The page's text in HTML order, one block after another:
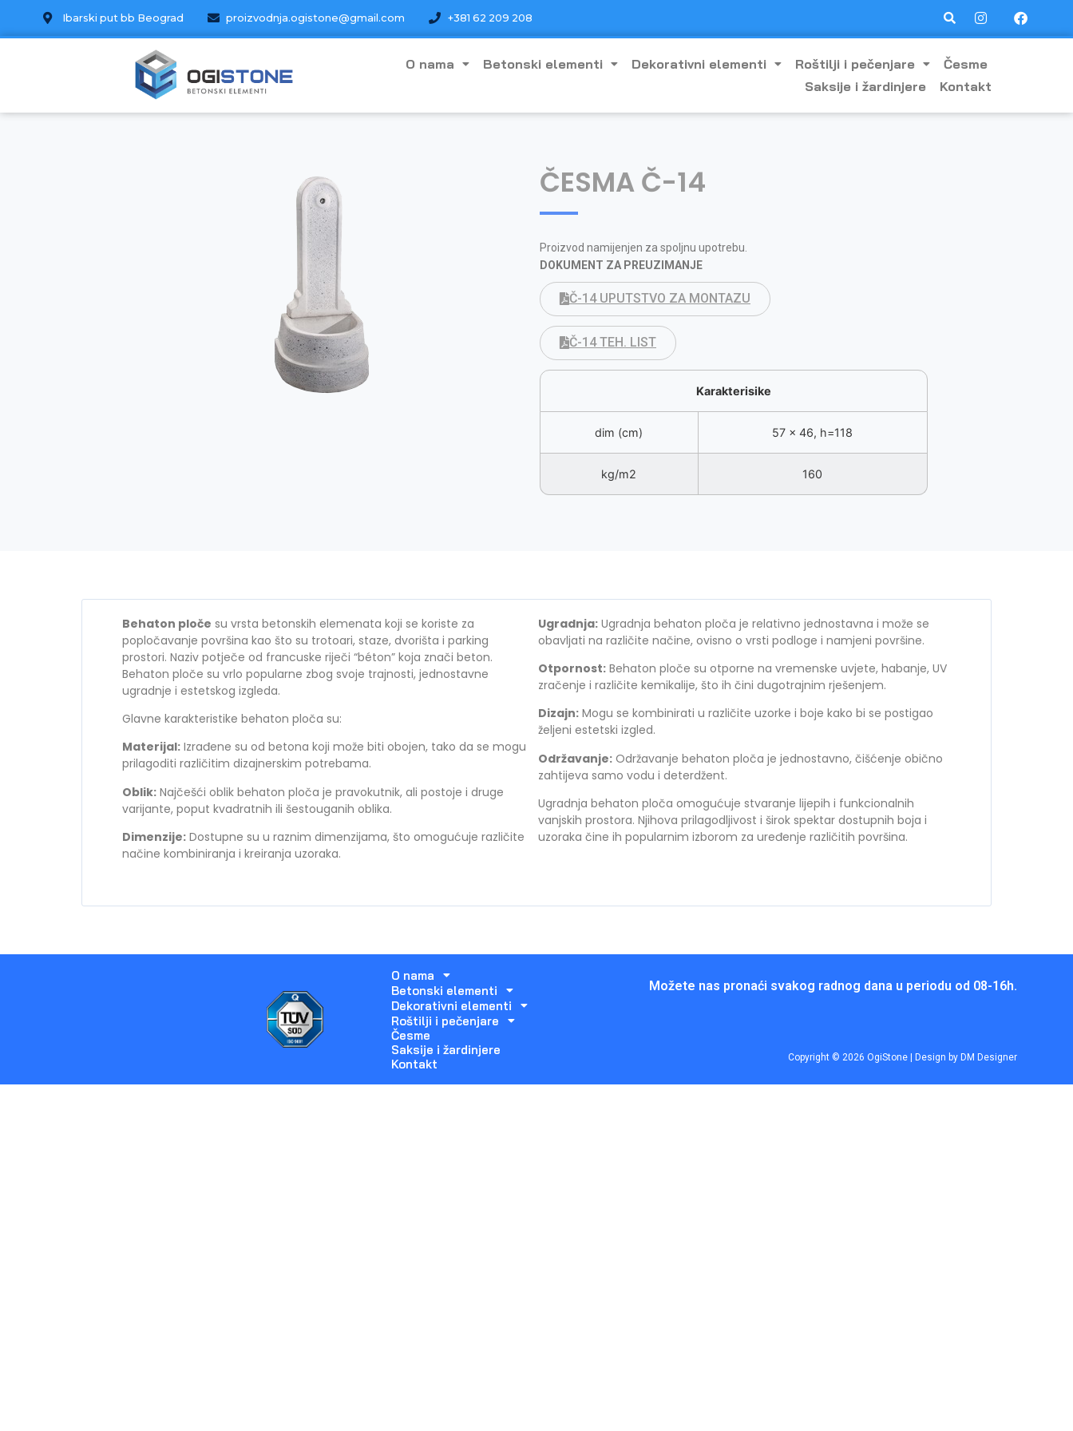
Ibarski put bb Beograd proizvodnja.ogistone@gmail.com +381 62 209 208
O nama Betonski elementi Dekorativni elementi Roštilji i pečenjare
Česme
Saksije i žardinjere
Kontakt
ČESMA Č-14
Proizvod namijenjen za spoljnu upotrebu.
DOKUMENT ZA PREUZIMANJE
Č-14 UPUTSTVO ZA MONTAZU
Č-14 TEH. LIST
Karakterisike
dim (cm) 57 x 46, h=118
kg/m2 160
Behaton ploče su vrsta betonskih elemenata koji se koriste za
popločavanje površina kao što su trotoari, staze, dvorišta i parking
prostori. Naziv potječe od francuske riječi “béton” koja znači beton.
Behaton ploče su vrlo popularne zbog svoje trajnosti, jednostavne
ugradnje i estetskog izgleda.
Glavne karakteristike behaton ploča su:
Materijal: Izrađene su od betona koji može biti obojen, tako da se mogu
prilagoditi različitim dizajnerskim potrebama.
Oblik: Najčešći oblik behaton ploča je pravokutnik, ali postoje i druge
varijante, poput kvadratnih ili šestouganih oblika.
Dimenzije: Dostupne su u raznim dimenzijama, što omogućuje različite
načine kombiniranja i kreiranja uzoraka.
Ugradnja: Ugradnja behaton ploča je relativno jednostavna i može se
obavljati na različite načine, ovisno o vrsti podloge i namjeni površine.
Otpornost: Behaton ploče su otporne na vremenske uvjete, habanje, UV
zračenje i različite kemikalije, što ih čini dugotrajnim rješenjem.
Dizajn: Mogu se kombinirati u različite uzorke i boje kako bi se postigao
željeni estetski izgled.
Održavanje: Održavanje behaton ploča je jednostavno, čišćenje obično
zahtijeva samo vodu i deterdžent.
Ugradnja behaton ploča omogućuje stvaranje lijepih i funkcionalnih
vanjskih prostora. Njihova prilagodljivost i širok spektar dostupnih boja i
uzoraka čine ih popularnim izborom za uređenje različitih površina.
O nama
Betonski elementi
Dekorativni elementi
Roštilji i pečenjare
Česme
Saksije i žardinjere
Kontakt
Možete nas pronaći svakog radnog dana u periodu od 08-16h.
Copyright © 2026 OgiStone | Design by DM Designer